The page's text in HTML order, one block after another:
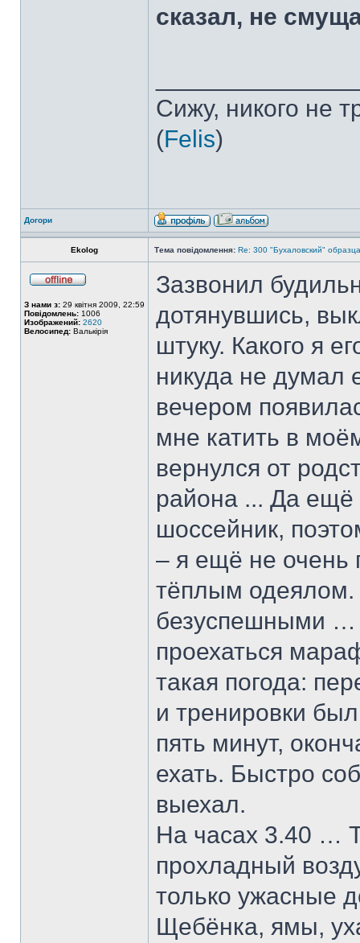
сказал, не
Сижу, никого не
(Felis)
Догори
Ekolog Тема повідомлення: Re: 300 "Бухаловский"
З нами з: 29 квітня 2009, 22:59
Повідомлень: 1006
Изображений: 2620
Велосипед: Валькірія
Зазвонил
дотянувшись,
штуку. Какого я
никуда не думал
вечером
мне катить в
вернулся от
района ... Да ещё
шоссейник,
– я ещё не очень
тёплым одеялом.
безуспешными …
проехаться
такая погода:
и тренировки
пять минут,
ехать. Быстро
выехал.
На часах 3.40 …
прохладный
только ужасные
Щебёнка, ямы,